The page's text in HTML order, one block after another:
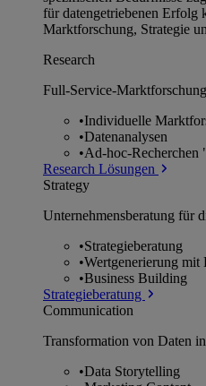
für datengetriebenen Erfolg
Marktforschung, Strategie
Research
Full-Service-
•Individuelle
•Datenanalysen
•Ad-hoc-Recherchen
Research Lösungen
Strategy
Unternehmens­beratung für
•Strategieberatung
•Wertgenerierung mit
•Business Building
Strategieberatung
Communication
Transformation von Daten
•Data Storytelling